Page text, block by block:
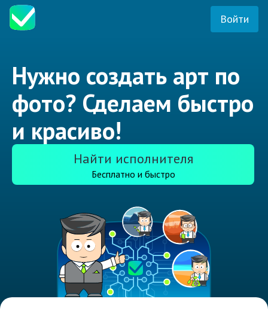
Войти
Нужно создать арт по
фото? Сделаем быстро
и красиво!
Найти исполнителя
Бесплатно и быстро